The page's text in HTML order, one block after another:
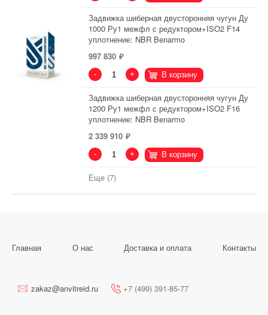
Задвижка шиберная двусторонняя чугун Ду
1000 Ру1 межфл с редуктором+ISO2 F14
уплотнение: NBR Benarmo
997 830
- + В корзину
Задвижка шиберная двусторонняя чугун Ду
1200 Ру1 межфл с редуктором+ISO2 F16
уплотнение: NBR Benarmo
2 339 910
- + В корзину
Еще (7)
Главная О нас Доставка и оплата Контакты
zakaz@anvitreid.ru +7 (499) 391-85-77